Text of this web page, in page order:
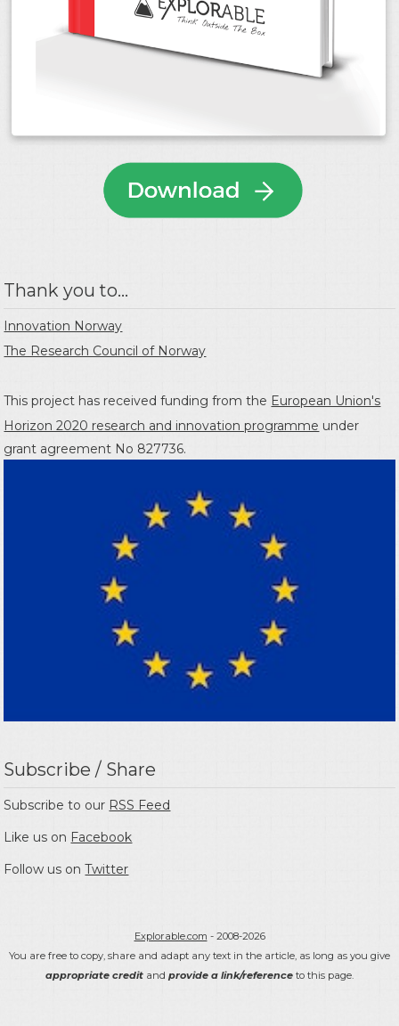
Thank you to...
Innovation Norway
The Research Council of Norway
This project has received funding from the European Union's
Horizon 2020 research and innovation programme under
grant agreement No 827736.
Subscribe / Share
Subscribe to our RSS Feed
Like us on Facebook
Follow us onTwitter
Explorable.com - 2008-2026
You are free to copy, share and adapt any text in the article, as long as you give
appropriate credit and provide a link/reference to this page.